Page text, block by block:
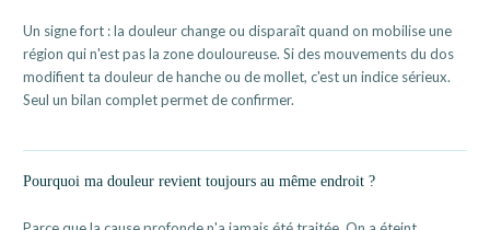
Un signe fort : la douleur change ou disparaît quand on mobilise une
région qui n'est pas la zone douloureuse. Si des mouvements du dos
modifient ta douleur de hanche ou de mollet, c'est un indice sérieux.
Seul un bilan complet permet de confirmer.
Pourquoi ma douleur revient toujours au même endroit ?